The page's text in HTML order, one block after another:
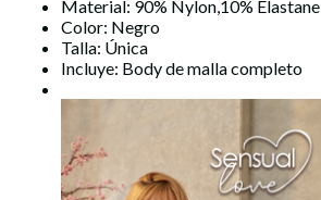
Material: 90% Nylon,10% Elastane
Color: Negro
Talla: Única
Incluye: Body de malla completo